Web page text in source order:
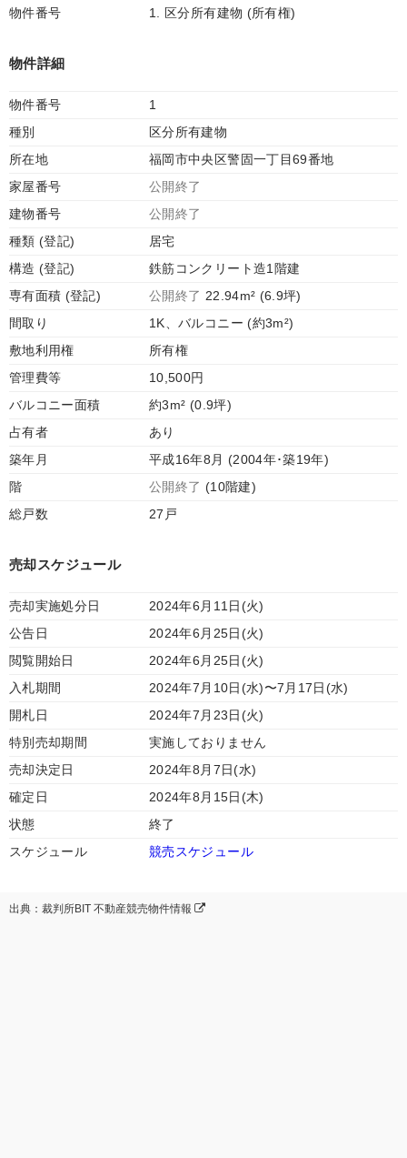
物件番号
1. 区分所有建物 (所有権)
物件詳細
物件番号
1
種別
区分所有建物
所在地
福岡市中央区警固一丁目69番地
家屋番号
公開終了
建物番号
公開終了
種類 (登記)
居宅
構造 (登記)
鉄筋コンクリート造1階建
専有面積 (登記)
公開終了 22.94m² (6.9坪)
間取り
1K、バルコニー (約3m²)
敷地利用権
所有権
管理費等
10,500円
バルコニー面積
約3m² (0.9坪)
占有者
あり
築年月
平成16年8月 (2004年･築19年)
階
公開終了 (10階建)
総戸数
27戸
売却スケジュール
売却実施処分日
2024年6月11日(火)
公告日
2024年6月25日(火)
閲覧開始日
2024年6月25日(火)
入札期間
2024年7月10日(水)〜7月17日(水)
開札日
2024年7月23日(火)
特別売却期間
実施しておりません
売却決定日
2024年8月7日(水)
確定日
2024年8月15日(木)
状態
終了
スケジュール
競売スケジュール
出典：裁判所BIT 不動産競売物件情報